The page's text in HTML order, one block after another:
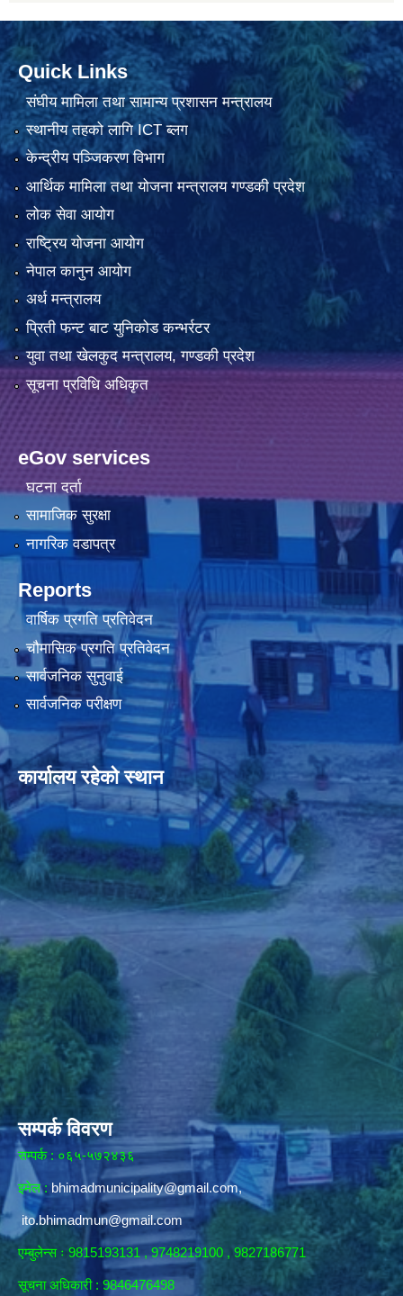
Quick Links
संघीय मामिला तथा सामान्य प्रशासन मन्त्रालय
स्थानीय तहको लागि ICT ब्लग
केन्द्रीय पञ्जिकरण विभाग
आर्थिक मामिला तथा योजना मन्त्रालय गण्डकी प्रदेश
लोक सेवा आयोग
राष्ट्रिय योजना आयोग
नेपाल कानुन आयोग
अर्थ मन्त्रालय
प्रिती फन्ट बाट युनिकोड कन्भर्रटर
युवा तथा खेलकुद मन्त्रालय, गण्डकी प्रदेश
सूचना प्रविधि अधिकृत
eGov services
घटना दर्ता
सामाजिक सुरक्षा
नागरिक वडापत्र
Reports
वार्षिक प्रगति प्रतिवेदन
चौमासिक प्रगति प्रतिवेदन
सार्वजनिक सुनुवाई
सार्वजनिक परीक्षण
कार्यालय रहेको स्थान
सम्पर्क विवरण
सम्पर्क : ०६५-५७२४३६
इमेल : bhimadmunicipality@gmail.com,
ito.bhimadmun@gmail.com
एम्बुलेन्स ः 9815193131 , 9748219100 , 9827186771
सूचना अधिकारी : 9846476498